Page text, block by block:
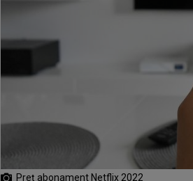
Preţ abonament Netflix 2022